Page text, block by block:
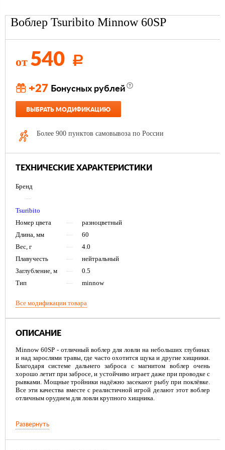
Воблер Tsuribito Minnow 60SP
от 540 Р
+27 Бонусных рублей
ВЫБРАТЬ МОДИФИКАЦИЮ
Более 900 пунктов самовывоза по России
ТЕХНИЧЕСКИЕ ХАРАКТЕРИСТИКИ
Бренд
—
Tsuribito
Номер цвета
—
разноцветный
Длина, мм
—
60
Вес, г
—
4.0
Плавучесть
—
нейтральный
Заглубление, м
—
0.5
Тип
— minnow
Все модификации товара
ОПИСАНИЕ
Minnow 60SP - отличный воблер для ловли на небольших глубинах
и над зарослями травы, где часто охотится щука и другие хищники.
Благодаря системе дальнего заброса с магнитом воблер очень
хорошо летит при забросе, и устойчиво играет даже при проводке с
рывками. Мощные тройники надёжно засекают рыбу при поклёвке.
Все эти качества вместе с реалистичной игрой делают этот воблер
отличным орудием для ловли крупного хищника.
Развернуть